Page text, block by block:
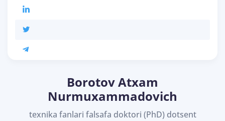
Borotov Atxam
Nurmuxammadovich
texnika fanlari falsafa doktori (PhD) dotsent